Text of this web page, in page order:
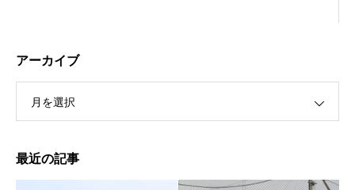
アーカイブ
月を選択
最近の記事